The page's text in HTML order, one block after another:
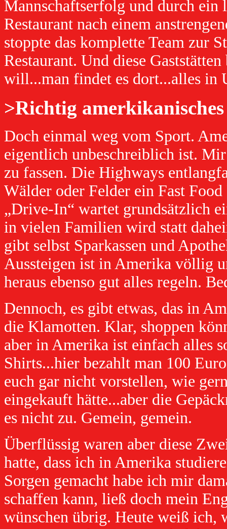
Mannschaftserfolg und durch ein
Restaurant nach einem
stoppte das komplette Team zur
Restaurant. Und diese
will...man findet es dort...alles in
>Richtig
Doch einmal weg vom Sport.
eigentlich unbeschreiblich ist.
zu fassen. Die Highways
Wälder oder Felder ein Fast
„Drive-In“ wartet grundsätzlich
in vielen Familien wird statt
gibt selbst Sparkassen und
Aussteigen ist in Amerika völlig
heraus ebenso gut alles regeln.
Dennoch, es gibt etwas, das in
die Klamotten. Klar, shoppen
aber in Amerika ist einfach alles
Shirts...hier bezahlt man 100
euch gar nicht vorstellen, wie
eingekauft hätte...aber die
es nicht zu. Gemein, gemein.
Überflüssig waren aber diese
hatte, dass ich in Amerika
Sorgen gemacht habe ich mir
schaffen kann, ließ doch mein
wünschen übrig. Heute weiß ich,